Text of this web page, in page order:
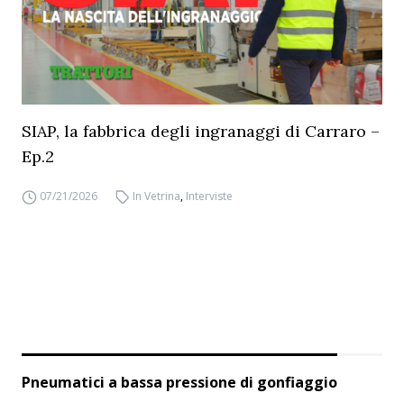
SIAP, la fabbrica degli ingranaggi di Carraro –
Ep.2
07/21/2026 In Vetrina, Interviste
Pneumatici a bassa pressione di gonfiaggio